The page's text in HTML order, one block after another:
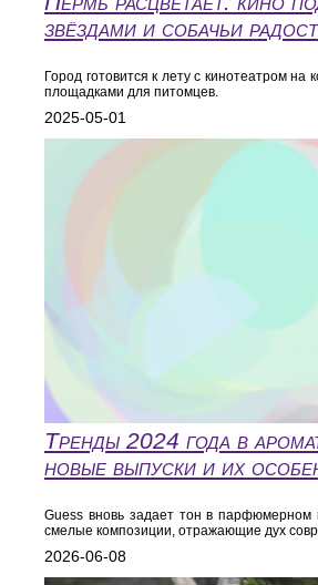
звёздами и собачьи
Город готовится к лету с кинотеатром на
площадками для питомцев.
2025-05-01
Тренды 2024 года в
новые выпуски и их
Guess вновь задает тон в парфюмерном
смелые композиции, отражающие дух
2026-06-08